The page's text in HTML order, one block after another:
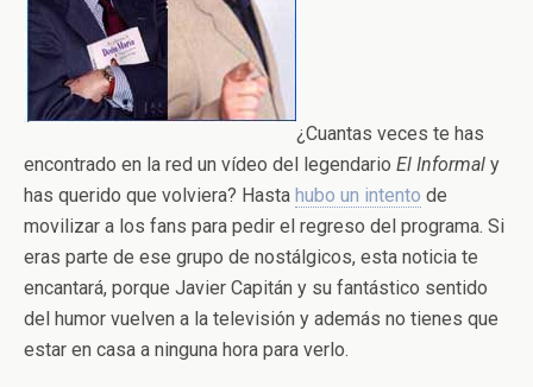
¿Cuantas veces te has
encontrado en la red un vídeo del legendario El Informal y
has querido que volviera? Hasta hubo un intento de
movilizar a los fans para pedir el regreso del programa. Si
eras parte de ese grupo de nostálgicos, esta noticia te
encantará, porque Javier Capitán y su fantástico sentido
del humor vuelven a la televisión y además no tienes que
estar en casa a ninguna hora para verlo.